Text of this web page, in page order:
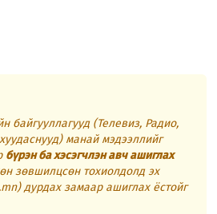
байгууллагууд (Телевиз, Радио,
манай мэдээллийг
бүрэн ба хэсэгчлэн авч ашиглах
зөвшилцсөн тохиолдолд эх
дурдах замаар ашиглах ёстойг